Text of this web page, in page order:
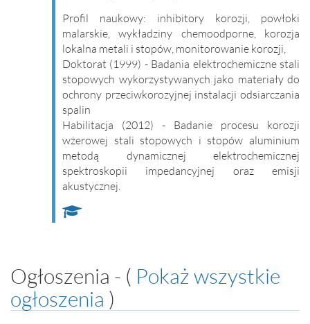
Profil naukowy: inhibitory korozji, powłoki
malarskie, wykładziny chemoodporne, korozja
lokalna metali i stopów, monitorowanie korozji,
Doktorat (1999) - Badania elektrochemiczne stali
stopowych wykorzystywanych jako materiały do
ochrony przeciwkorozyjnej instalacji odsiarczania
spalin
Habilitacja (2012) - Badanie procesu korozji
wżerowej stali stopowych i stopów aluminium
metodą dynamicznej elektrochemicznej
spektroskopii impedancyjnej oraz emisji
akustycznej.
Ogłoszenia - ( Pokaż wszystkie
ogłoszenia )